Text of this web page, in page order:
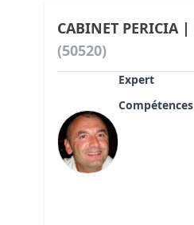
CABINET PERICIA |
(50520)
Expert
Compétences